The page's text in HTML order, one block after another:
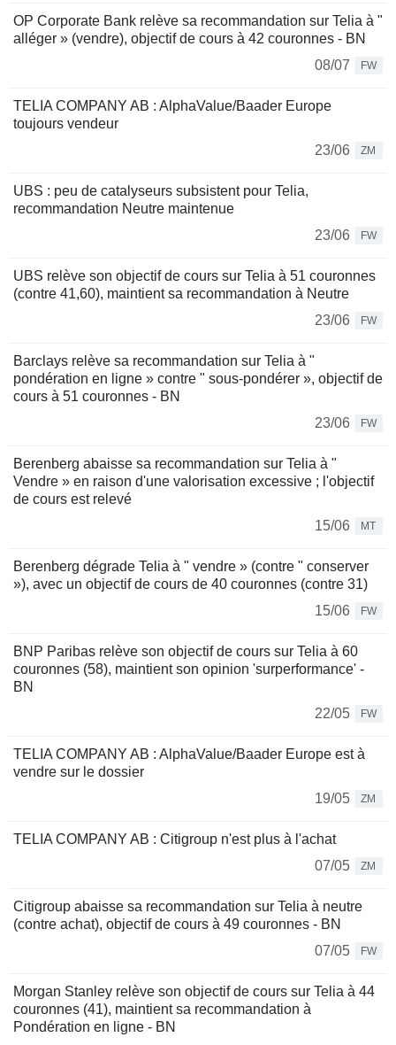
OP Corporate Bank relève sa recommandation sur Telia à "
alléger » (vendre), objectif de cours à 42 couronnes - BN
08/07
FW
TELIA COMPANY AB : AlphaValue/Baader Europe
toujours vendeur
23/06
ZM
UBS : peu de catalyseurs subsistent pour Telia,
recommandation Neutre maintenue
23/06
FW
UBS relève son objectif de cours sur Telia à 51 couronnes
(contre 41,60), maintient sa recommandation à Neutre
23/06
FW
Barclays relève sa recommandation sur Telia à "
pondération en ligne » contre " sous-pondérer », objectif de
cours à 51 couronnes - BN
23/06
FW
Berenberg abaisse sa recommandation sur Telia à "
Vendre » en raison d'une valorisation excessive ; l'objectif
de cours est relevé
15/06
MT
Berenberg dégrade Telia à " vendre » (contre " conserver
»), avec un objectif de cours de 40 couronnes (contre 31)
15/06
FW
BNP Paribas relève son objectif de cours sur Telia à 60
couronnes (58), maintient son opinion 'surperformance' -
BN
22/05
FW
TELIA COMPANY AB : AlphaValue/Baader Europe est à
vendre sur le dossier
19/05
ZM
TELIA COMPANY AB : Citigroup n'est plus à l'achat
07/05
ZM
Citigroup abaisse sa recommandation sur Telia à neutre
(contre achat), objectif de cours à 49 couronnes - BN
07/05
FW
Morgan Stanley relève son objectif de cours sur Telia à 44
couronnes (41), maintient sa recommandation à
Pondération en ligne - BN